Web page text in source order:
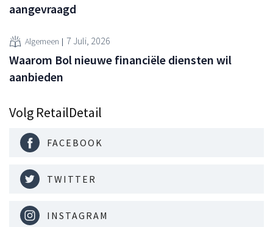
aangevraagd
Algemeen 7 Juli, 2026
Waarom Bol nieuwe financiële diensten wil
aanbieden
Volg RetailDetail
FACEBOOK
TWITTER
INSTAGRAM